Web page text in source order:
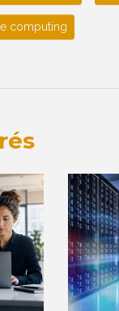
computing